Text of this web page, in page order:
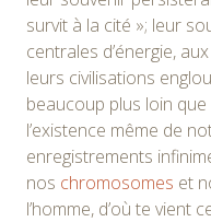
survit à la cité »; leur
centrales d’énergie,
leurs civilisations
beaucoup plus loin
l’existence même de
enregistrements
nos chromosomes et
l’homme, d’où te vient